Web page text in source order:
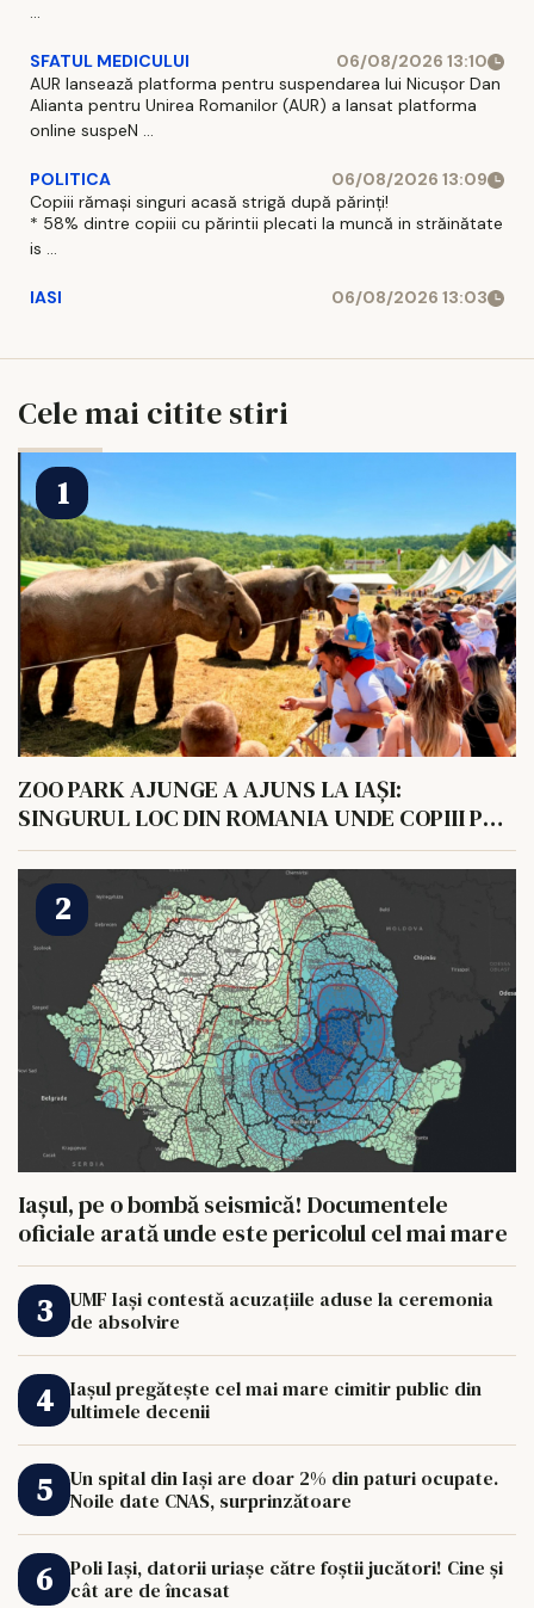
...
SFATUL MEDICULUI
06/08/2026 13:10
AUR lansează platforma pentru suspendarea lui Nicușor Dan
Alianta pentru Unirea Romanilor (AUR) a lansat platforma
online suspeN ...
POLITICA
06/08/2026 13:09
Copiii rămași singuri acasă strigă după părinți!
* 58% dintre copiii cu părintii plecati la muncă in străinătate
is ...
IASI 06/08/2026 13:03
Cele mai citite stiri
ZOO PARK AJUNGE A AJUNS LA IAȘI:
SINGURUL LOC DIN ROMANIA UNDE COPIII POT
HRANI UN ELEFANT
Iașul, pe o bombă seismică! Documentele
oficiale arată unde este pericolul cel mai mare
UMF Iași contestă acuzațiile aduse la ceremonia
de absolvire
Iașul pregătește cel mai mare cimitir public din
ultimele decenii
Un spital din Iași are doar 2% din paturi ocupate.
Noile date CNAS, surprinzătoare
Poli Iași, datorii uriașe către foștii jucători! Cine și
cât are de încasat